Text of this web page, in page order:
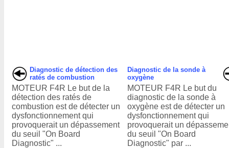
Diagnostic de détection des
ratés de combustion
MOTEUR F4R Le but de la
détection des ratés de
combustion est de détecter un
dysfonctionnement qui
provoquerait un dépassement
du seuil "On Board
Diagnostic" ...
Diagnostic de la sonde à
oxygène
MOTEUR F4R Le but du
diagnostic de la sonde à
oxygène est de détecter un
dysfonctionnement qui
provoquerait un
du seuil "On Board
Diagnostic" par ...